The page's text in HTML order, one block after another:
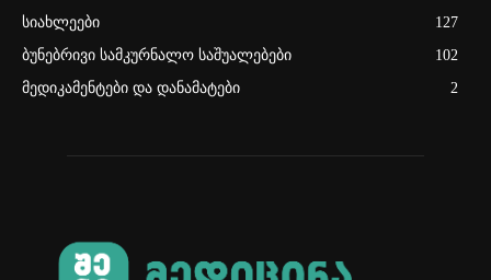
სიახლეები
127
ბუნებრივი სამკურნალო საშუალებები
102
მედიკამენტები და დანამატები
2